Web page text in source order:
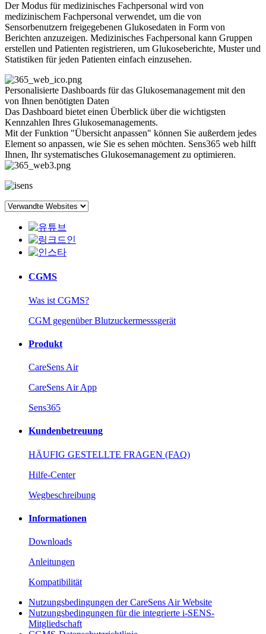
Der Modus für medizinisches Fachpersonal wird von
medizinischem Fachpersonal verwendet, um die von
Sensorbenutzern freigegebenen Glukosedaten in Form von
Berichten anzuzeigen. Medizinisches Fachpersonal kann Gruppen
erstellen und Patienten registrieren, um Glukoseberichte, Muster und
Statistiken für jeden Patienten einfach einzusehen.
Personalisierte Dashboards für das Glukosemanagement mit den
von Ihnen benötigten Daten
Das Dashboard bietet einen Überblick über die wichtigsten
Kennzahlen Ihres Glukosemanagements.
Mit der Funktion "Übersicht anpassen" können Sie außerdem jedes
Element so anpassen, wie Sie es sehen möchten. Sens365 web hilft
Ihnen, Ihr systematisches Glukosemanagement zu optimieren.
CGMS
Was ist CGMS?
CGM gegenüber Blutzuckermesssgerät
Produkt
CareSens Air
CareSens Air App
Sens365
Kundenbetreuung
HÄUFIG GESTELLTE FRAGEN (FAQ)
Hilfe-Center
Wegbeschreibung
Informationen
Downloads
Anleitungen
Kompatibilität
Nutzungsbedingungen der CareSens Air Website
Nutzungsbedingungen für die integrierte i-SENS-
Mitgliedschaft